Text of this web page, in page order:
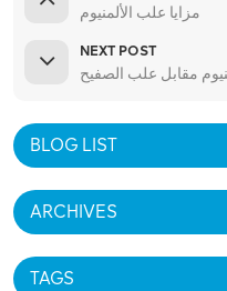
مزايا علب الألمنيوم
NEXT POST
مقابل علب الصفيح
BLOG LIST
ARCHIVES
TAGS